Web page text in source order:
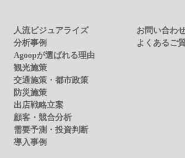
人流ビジュアライズ
分析事例
Agoopが選ばれる理由
観光施策
交通施策・都市政策
防災施策
出店戦略立案
顧客・競合分析
需要予測・投資判断
導入事例
お問い合わ
よくあるご